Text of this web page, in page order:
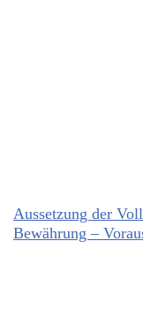
Aussetzung der
Bewährung –